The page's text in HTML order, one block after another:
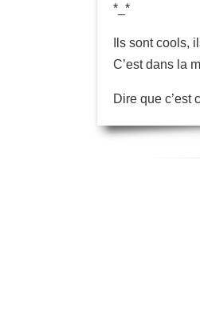
*_*
Ils sont cools,
C’est dans la
Dire que c’est